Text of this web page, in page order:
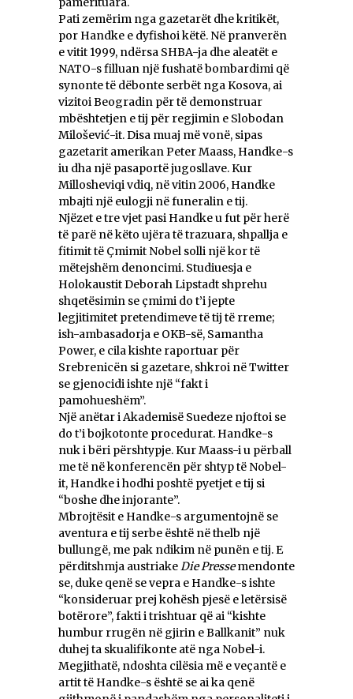
Pati zemërim nga gazetarët dhe kritikët,
por Handke e dyfishoi këtë. Në pranverën
e vitit 1999, ndërsa SHBA-ja dhe aleatët e
NATO-s filluan një fushatë bombardimi që
synonte të dëbonte serbët nga Kosova, ai
vizitoi Beogradin për të demonstruar
mbështetjen e tij për regjimin e Slobodan
Milošević-it. Disa muaj më vonë, sipas
gazetarit amerikan Peter Maass, Handke-s
iu dha një pasaportë jugosllave. Kur
Millosheviqi vdiq, në vitin 2006, Handke
mbajti një eulogji në funeralin e tij.
Njëzet e tre vjet pasi Handke u fut për herë
të parë në këto ujëra të trazuara, shpallja e
fitimit të Çmimit Nobel solli një kor të
mëtejshëm denoncimi. Studiuesja e
Holokaustit Deborah Lipstadt shprehu
shqetësimin se çmimi do t’i jepte
legjitimitet pretendimeve të tij të rreme;
ish-ambasadorja e OKB-së, Samantha
Power, e cila kishte raportuar për
Srebrenicën si gazetare, shkroi në Twitter
se gjenocidi ishte një “fakt i
pamohueshëm”.
Një anëtar i Akademisë Suedeze njoftoi se
do t’i bojkotonte procedurat. Handke-s
nuk i bëri përshtypje. Kur Maass-i u përball
me të në konferencën për shtyp të Nobel-
it, Handke i hodhi poshtë pyetjet e tij si
“boshe dhe injorante”.
Mbrojtësit e Handke-s argumentojnë se
aventura e tij serbe është në thelb një
bullungë, me pak ndikim në punën e tij. E
përditshmja austriakeDie Pressemendonte
se, duke qenë se vepra e Handke-s ishte
“konsideruar prej kohësh pjesë e letërsisë
botërore”, fakti i trishtuar që ai “kishte
humbur rrugën në gjirin e Ballkanit” nuk
duhej ta skualifikonte atë nga Nobel-i.
Megjithatë, ndoshta cilësia më e veçantë e
artit të Handke-s është se ai ka qenë